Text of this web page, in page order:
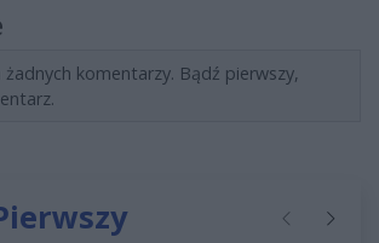
żadnych komentarzy. Bądź pierwszy,
Poprzednie